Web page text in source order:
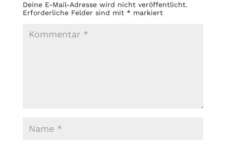
Deine E-Mail-Adresse wird nicht veröffentlicht.
Erforderliche Felder sind mit *markiert